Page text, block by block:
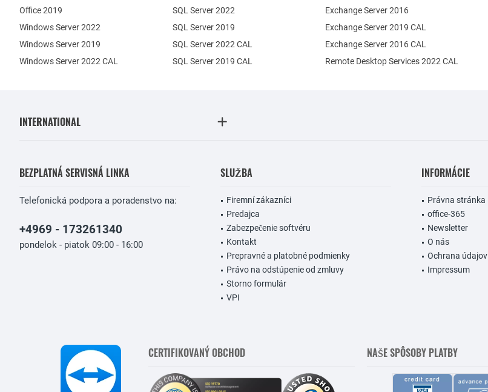
Office 2019
Windows Server 2022
Windows Server 2019
Exchange Server 2016
SQL Server 2022
SQL Server 2019
Windows Server 2022 CAL
SQL Server 2022 CAL
SQL Server 2019 CAL
Remote Desktop Services 2022 CAL
Exchange Server 2019 CAL
Exchange Server 2016 CAL
INTERNATIONAL
BEZPLATNÁ SERVISNÁ LINKA
Telefonická podpora a poradenstvo na:
+4969 - 173261340
pondelok - piatok 09:00 - 16:00
SLUŽBA
Firemní zákazníci
Predajca
Zabezpečenie softvéru
Kontakt
Prepravné a platobné podmienky
Právo na odstúpenie od zmluvy
Storno formulár
VPI
INFORMÁCIE
Právna stránka
office-365
Newsletter
O nás
Ochrana údajov
Impressum
CERTIFIKOVANÝ OBCHOD NAŠE SPÔSOBY PLATBY